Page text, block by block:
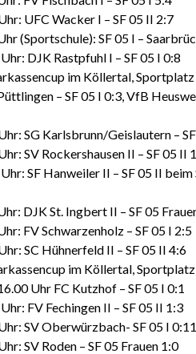
UFC Wacker I – SF 05 II 2:7
(Sportschule): SF 05 I –
DJK Rastpfuhl I – SF 05 I 0:8
im Köllertal,
– SF 05 I 0:3, VfB
SG Karlsbrunn/Geislautern –
SV Rockershausen II – SF 05 II
SF Hanweiler II – SF 05 II
DJK St. Ingbert II – SF 05
FV Schwarzenholz – SF 05 I 2:5
SC Hühnerfeld II – SF 05 II 4:6
im Köllertal,
Uhr FC Kutzhof – SF 05 I 0:1
FV Fechingen II – SF 05 II 1:3
SV Oberwürzbach- SF 05 I 0:11
SV Roden – SF 05 Frauen 1:0